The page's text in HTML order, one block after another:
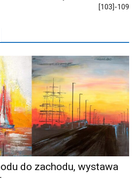
[103]-109
do zachodu, wystawa